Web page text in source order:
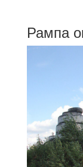
Рампа